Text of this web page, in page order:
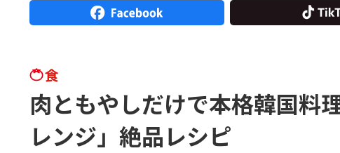
食
肉ともやしだけで本格韓国料
レンジ」絶品レシピ